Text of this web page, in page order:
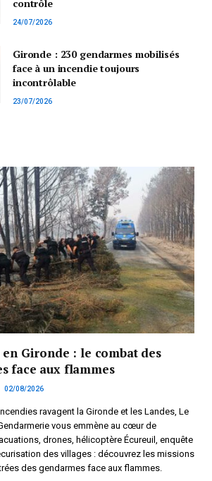
contrôle
24/07/2026
Gironde : 230 gendarmes mobilisés
face à un incendie toujours
incontrôlable
23/07/2026
Gironde : le combat des
face aux flammes
02/08/2026
ravagent la Gironde et les Landes, Le
vous emmène au cœur de
drones, hélicoptère Écureuil, enquête
des villages : découvrez les missions
des gendarmes face aux flammes.